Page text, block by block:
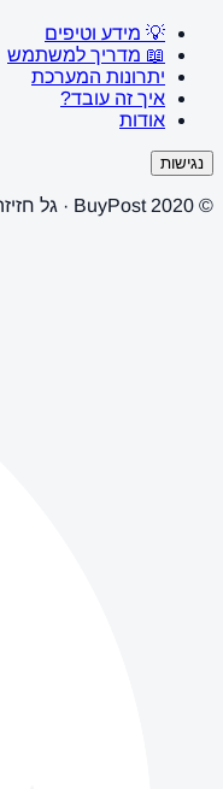
💡 מידע וטיפים
📖 מדריך למשתמש
יתרונות המערכת
איך זה עובד?
אודות
נגישות
© 2020 BuyPost · גל חזיזה בע"מ ח.פ 516149457. כל הזכויות שמורות.